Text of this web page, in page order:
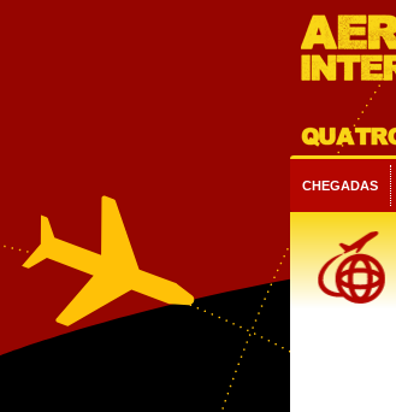
CHEGADAS